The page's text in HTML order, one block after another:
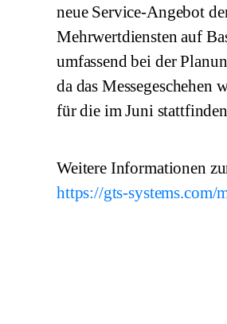
neue Service-Angebot
Mehrwertdiensten auf
umfassend bei der
da das
für die im Juni
Weitere Informationen
https://gts-systems.com/